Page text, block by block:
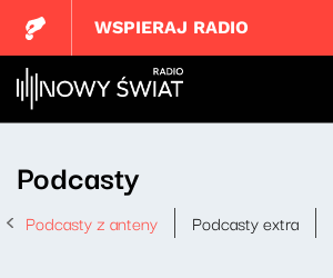
WSPIERAJ RADIO
Podcasty
Podcasty z anteny Podcasty extra